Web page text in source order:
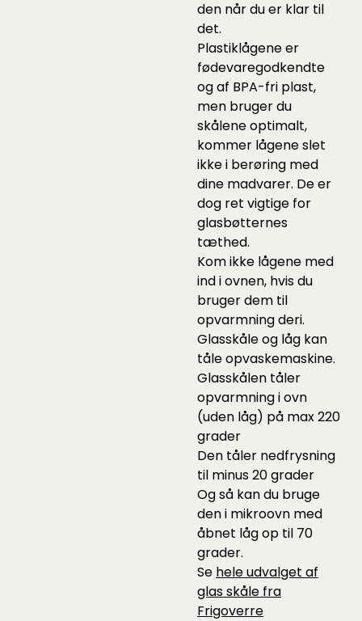
den når du er klar til
det.
Plastiklågene er
fødevaregodkendte
og af BPA-fri plast,
men bruger du
skålene optimalt,
kommer lågene slet
ikke i berøring med
dine madvarer. De er
dog ret vigtige for
glasbøtternes
tæthed.
Kom ikke lågene med
ind i ovnen, hvis du
bruger dem til
opvarmning deri.
Glasskåle og låg kan
tåle opvaskemaskine.
Glasskålen tåler
opvarmning i ovn
(uden låg) på max 220
grader
Den tåler nedfrysning
til minus 20 grader
Og så kan du bruge
den i mikroovn med
åbnet låg op til 70
grader.
Se hele udvalget af
glas skåle fra
Frigoverre